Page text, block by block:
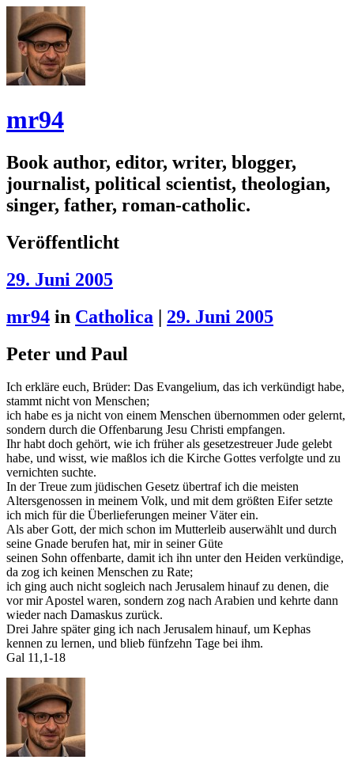
mr94
Book author, editor, writer, blogger,
journalist, political scientist, theologian,
singer, father, roman-catholic.
Veröffentlicht
29. Juni 2005
mr94 in Catholica | 29. Juni 2005
Peter und Paul
Ich erkläre euch, Brüder: Das Evangelium, das ich verkündigt habe,
stammt nicht von Menschen;
ich habe es ja nicht von einem Menschen übernommen oder gelernt,
sondern durch die Offenbarung Jesu Christi empfangen.
Ihr habt doch gehört, wie ich früher als gesetzestreuer Jude gelebt
habe, und wisst, wie maßlos ich die Kirche Gottes verfolgte und zu
vernichten suchte.
In der Treue zum jüdischen Gesetz übertraf ich die meisten
Altersgenossen in meinem Volk, und mit dem größten Eifer setzte
ich mich für die Überlieferungen meiner Väter ein.
Als aber Gott, der mich schon im Mutterleib auserwählt und durch
seine Gnade berufen hat, mir in seiner Güte
seinen Sohn offenbarte, damit ich ihn unter den Heiden verkündige,
da zog ich keinen Menschen zu Rate;
ich ging auch nicht sogleich nach Jerusalem hinauf zu denen, die
vor mir Apostel waren, sondern zog nach Arabien und kehrte dann
wieder nach Damaskus zurück.
Drei Jahre später ging ich nach Jerusalem hinauf, um Kephas
kennen zu lernen, und blieb fünfzehn Tage bei ihm.
Gal 11,1-18